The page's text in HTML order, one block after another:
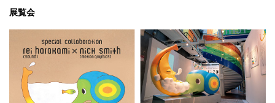
展覧会